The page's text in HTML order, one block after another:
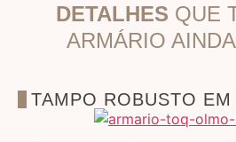
DETALHES QUE
ARMÁRIO
TAMPO ROBUSTO EM